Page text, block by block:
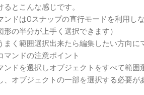
とこんな感じです。
ンドはOスナップの直行モードを利用
形の半分が上手く選択できます）
まく範囲選択出来たら編集したい方向
ンドの注意ポイント
ンドを選択しオブジェクトをすべて範
オブジェクトの一部を選択する必要が